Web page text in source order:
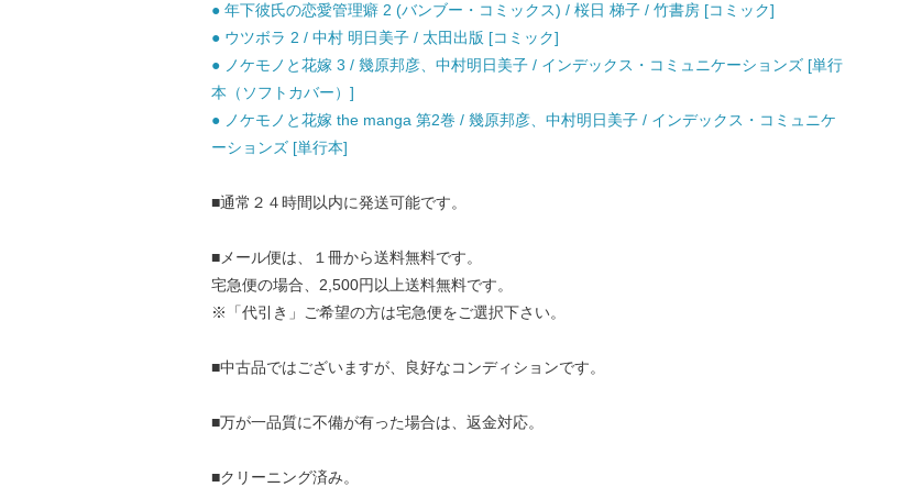
● 年下彼氏の恋愛管理癖 2 (バンブー・コミックス) / 桜日 梯子 / 竹書房 [コミック]
● ウツボラ 2 / 中村 明日美子 / 太田出版 [コミック]
● ノケモノと花嫁 3 / 幾原邦彦、中村明日美子 / インデックス・コミュニケーションズ [単行
本（ソフトカバー）]
● ノケモノと花嫁 the manga 第2巻 / 幾原邦彦、中村明日美子 / インデックス・コミュニケ
ーションズ [単行本]
■通常２４時間以内に発送可能です。
■メール便は、１冊から送料無料です。
宅急便の場合、2,500円以上送料無料です。
※「代引き」ご希望の方は宅急便をご選択下さい。
■中古品ではございますが、良好なコンディションです。
■万が一品質に不備が有った場合は、返金対応。
■クリーニング済み。